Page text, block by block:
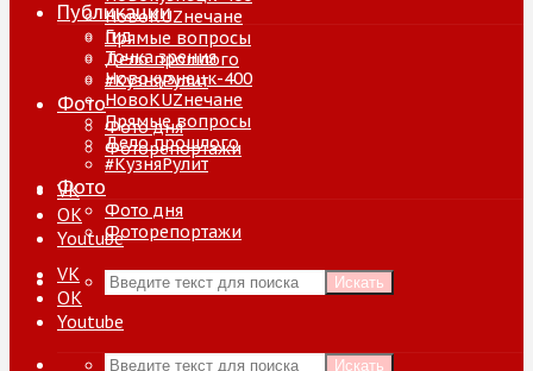
НовоKUZнечане
Прямые вопросы
Дело прошлого
#КузняРулит
Фото
Фото дня
Фоторепортажи
VK
ОК
Youtube
Искать
Публикации
Гид
Точка зрения
Новокузнецк-400
НовоKUZнечане
Прямые вопросы
Дело прошлого
#КузняРулит
Фото
Фото дня
Фоторепортажи
VK
ОК
Youtube
Искать